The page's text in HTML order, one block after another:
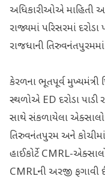
અધિકારીઓએ માહિતી
રાજ્યમાં પરિસરમાં
રાજધાની
કેરળના ભૂતપૂર્વ
સ્થળોએ ED દરોડા પાડી
સાથે સંકળાયેલા
તિરુવનંતપુરમ અને
હાઈકોર્ટે CMRL-
CMRLની અરજી ફગાવી